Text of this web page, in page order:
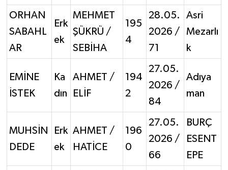
ORHAN
SABAHL
AR
Erk
ek
MEHMET
ŞÜKRÜ /
SEBİHA
195
4
28.05.
2026 /
71
Asri
Mezarlı
k
EMİNE
İSTEK
Ka
dın
AHMET /
ELİF
194
2
27.05.
2026 /
84
Adıya
man
MUHSİN
DEDE
Erk
ek
AHMET /
HATİCE
196
0
27.05.
2026 /
66
BURÇ
ESENT
EPE